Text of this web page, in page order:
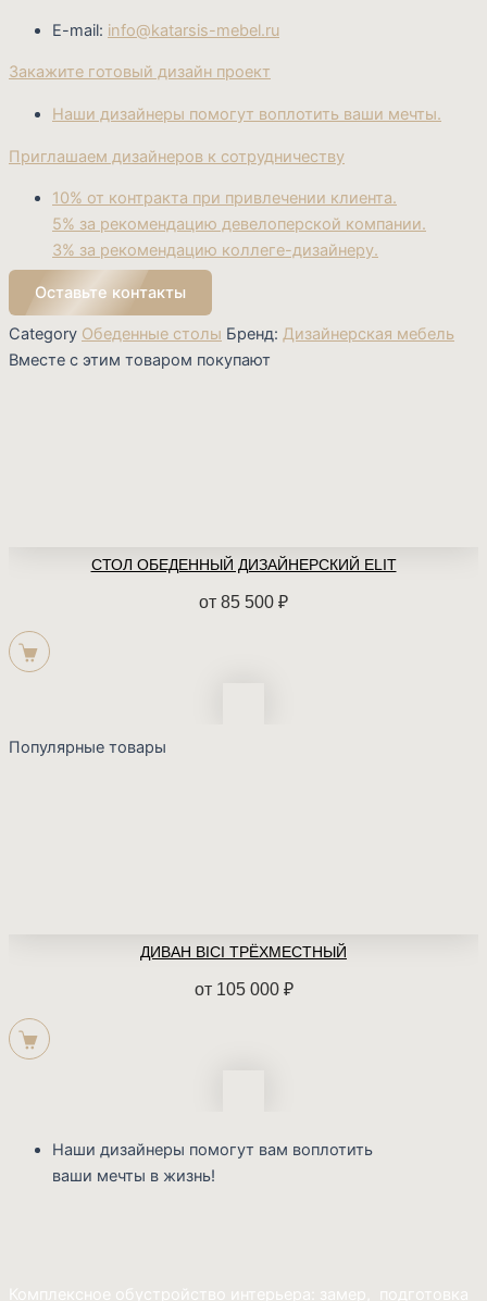
E-mail: info@katarsis-mebel.ru
Закажите готовый дизайн проект
Наши дизайнеры помогут воплотить ваши мечты.
Приглашаем дизайнеров к сотрудничеству
10% от контракта при привлечении клиента.
5% за рекомендацию девелоперской компании.
3% за рекомендацию коллеге-дизайнеру.
Оставьте контакты
Category Обеденные столы Бренд: Дизайнерская мебель
Вместе с этим товаром покупают
СТОЛ ОБЕДЕННЫЙ ДИЗАЙНЕРСКИЙ ELIT
от 85 500 ₽
Популярные товары
ДИВАН BICI ТРЁХМЕСТНЫЙ
от 105 000 ₽
Наши дизайнеры помогут вам воплотить
ваши мечты в жизнь!
Комплексное обустройство интерьера: замер, подготовка